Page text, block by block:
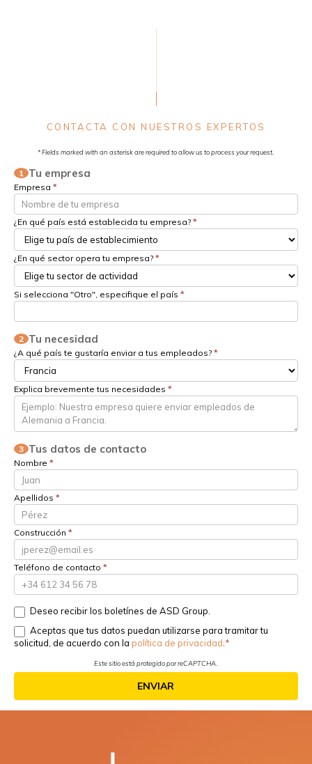
CONTACTA CON NUESTROS EXPERTOS
* Fields marked with an asterisk are required to allow us to process your request.
1 Tu empresa
Empresa *
¿En qué país está establecida tu empresa? *
¿En qué sector opera tu empresa? *
Si selecciona "Otro", especifique el país *
2 Tu necesidad
¿A qué país te gustaría enviar a tus empleados? *
Explica brevemente tus necesidades *
3 Tus datos de contacto
Nombre *
Apellidos *
Construcción *
Teléfono de contacto *
Deseo recibir los boletínes de ASD Group.
Aceptas que tus datos puedan utilizarse para tramitar tu
solicitud, de acuerdo con la política de privacidad
Este sitio está protegido por reCAPTCHA.
ENVIAR